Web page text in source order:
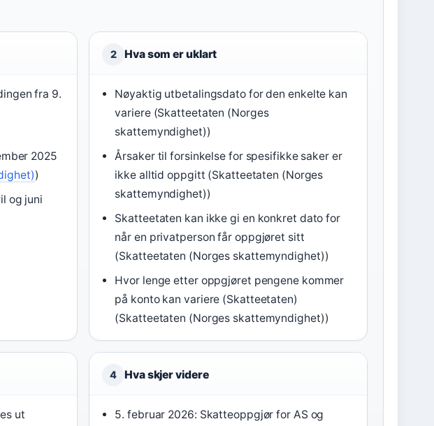
fra 9.
2025
)
og juni
2 Hva som er uklart
Nøyaktig utbetalingsdato for den enkelte kan
variere (Skatteetaten (Norges
skattemyndighet))
Årsaker til forsinkelse for spesifikke saker er
ikke alltid oppgitt (Skatteetaten (Norges
skattemyndighet))
Skatteetaten kan ikke gi en konkret dato for
når en privatperson får oppgjøret sitt
(Skatteetaten (Norges skattemyndighet))
Hvor lenge etter oppgjøret pengene kommer
på konto kan variere (Skatteetaten)
(Skatteetaten (Norges skattemyndighet))
ut
4 Hva skjer videre
5. februar 2026: Skatteoppgjør for AS og